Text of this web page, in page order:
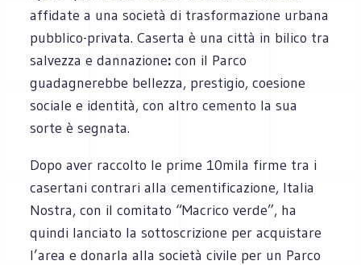
affidate a una società di trasformazione urbana
pubblico-privata. Caserta è una città in bilico tra
salvezza e dannazione: con il Parco
guadagnerebbe bellezza, prestigio, coesione
sociale e identità, con altro cemento la sua
sorte è segnata.
Dopo aver raccolto le prime 10mila firme tra i
casertani contrari alla cementificazione, Italia
Nostra, con il comitato “Macrico verde”, ha
quindi lanciato la sottoscrizione per acquistare
l’area e donarla alla società civile per un Parco